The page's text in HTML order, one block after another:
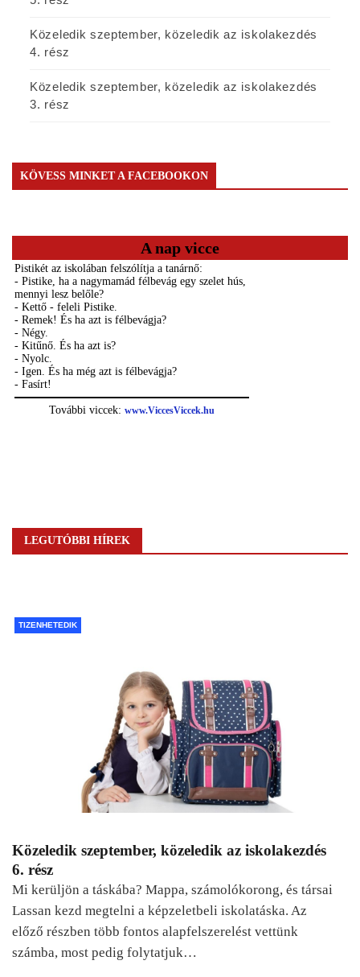
Közeledik szeptember, közeledik az iskolakezdés
4. rész
Közeledik szeptember, közeledik az iskolakezdés
3. rész
KÖVESS MINKET A FACEBOOKON
A nap vicce
LEGUTÓBBI HÍREK
TIZENHETEDIK
Közeledik szeptember, közeledik az iskolakezdés
6. rész
Mi kerüljön a táskába? Mappa, számolókorong, és társai
Lassan kezd megtelni a képzeletbeli iskolatáska. Az
előző részben több fontos alapfelszerelést vettünk
számba, most pedig folytatjuk…